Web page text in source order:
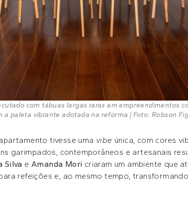
com tábuas largas raras em empreendimentos
paleta vibrante adotada na reforma | Foto: Robson
tivesse uma vibe única, com cores
garimpados, contemporâneos e artesanais
Silva eAmanda Mori criaram um ambiente que
refeições e, ao mesmo tempo,